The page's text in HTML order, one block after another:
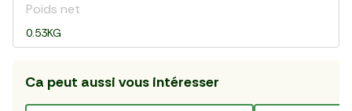
Poids net
0.53KG
Ca peut aussi vous intéresser